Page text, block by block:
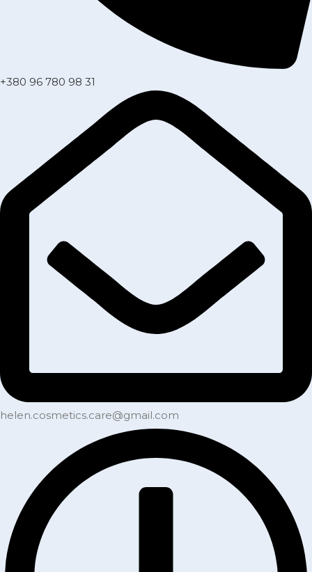
+380 96 780 98 31
helen.cosmetics.care@gmail.com